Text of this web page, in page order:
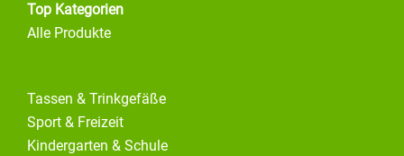
Top Kategorien
Alle Produkte
Tassen & Trinkgefäße
Sport & Freizeit
Kindergarten & Schule